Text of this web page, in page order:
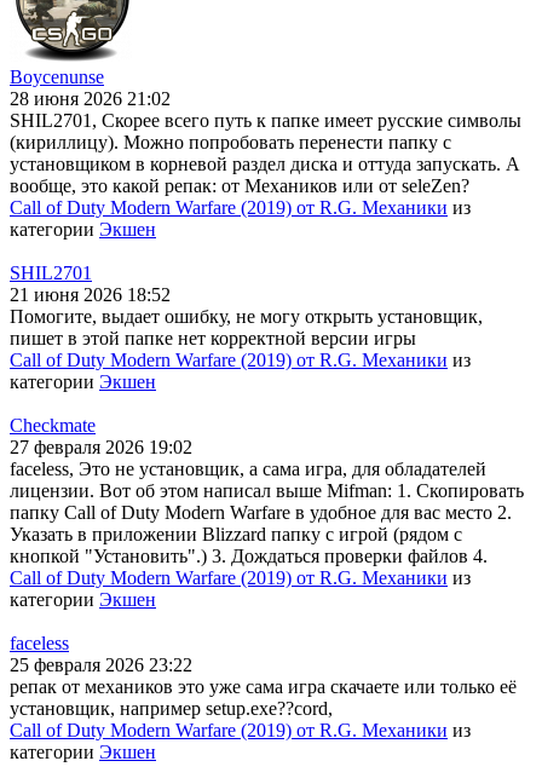
Boycenunse
28 июня 2026 21:02
SHIL2701, Скорее всего путь к папке имеет русские символы
(кириллицу). Можно попробовать перенести папку с
установщиком в корневой раздел диска и оттуда запускать. А
вообще, это какой репак: от Механиков или от seleZen?
Call of Duty Modern Warfare (2019) от R.G. Механики из
категории Экшен
SHIL2701
21 июня 2026 18:52
Помогите, выдает ошибку, не могу открыть установщик,
пишет в этой папке нет корректной версии игры
Call of Duty Modern Warfare (2019) от R.G. Механики из
категории Экшен
Checkmate
27 февраля 2026 19:02
faceless, Это не установщик, а сама игра, для обладателей
лицензии. Вот об этом написал выше Mifman: 1. Скопировать
папку Call of Duty Modern Warfare в удобное для вас место 2.
Указать в приложении Blizzard папку с игрой (рядом с
кнопкой "Установить".) 3. Дождаться проверки файлов 4.
Call of Duty Modern Warfare (2019) от R.G. Механики из
категории Экшен
faceless
25 февраля 2026 23:22
репак от механиков это уже сама игра скачаете или только её
установщик, например setup.exe??cord,
Call of Duty Modern Warfare (2019) от R.G. Механики из
категории Экшен